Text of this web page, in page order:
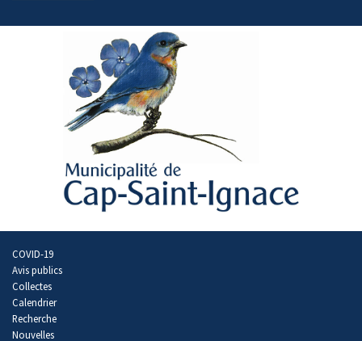
COVID-19
Avis publics
Collectes
Calendrier
Recherche
Nouvelles